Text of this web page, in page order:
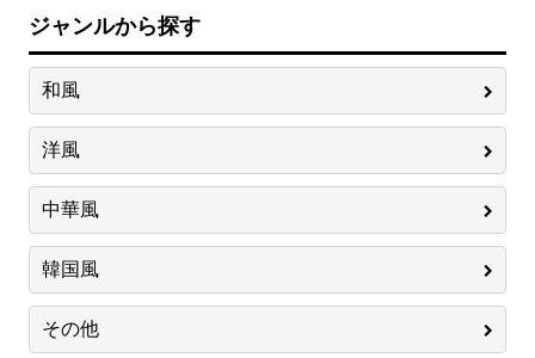
ジャンルから探す
和風
洋風
中華風
韓国風
その他